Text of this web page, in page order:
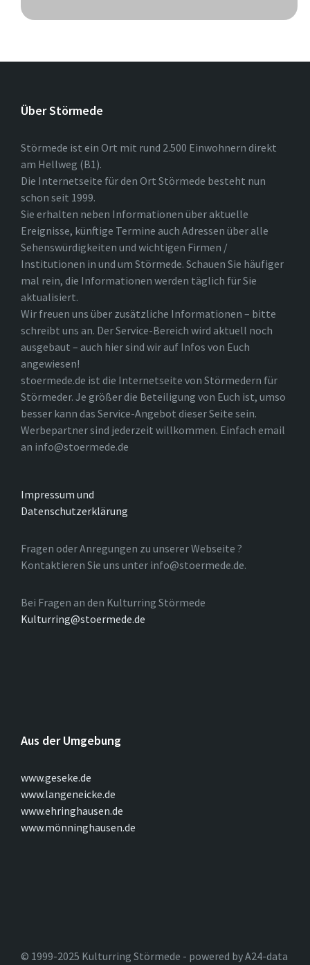
Über Störmede
Störmede ist ein Ort mit rund 2.500 Einwohnern direkt
am Hellweg (B1).
Die Internetseite für den Ort Störmede besteht nun
schon seit 1999.
Sie erhalten neben Informationen über aktuelle
Ereignisse, künftige Termine auch Adressen über alle
Sehenswürdigkeiten und wichtigen Firmen /
Institutionen in und um Störmede. Schauen Sie häufiger
mal rein, die Informationen werden täglich für Sie
aktualisiert.
Wir freuen uns über zusätzliche Informationen – bitte
schreibt uns an. Der Service-Bereich wird aktuell noch
ausgebaut – auch hier sind wir auf Infos von Euch
angewiesen!
stoermede.de ist die Internetseite von Störmedern für
Störmeder. Je größer die Beteiligung von Euch ist, umso
besser kann das Service-Angebot dieser Seite sein.
Werbepartner sind jederzeit willkommen. Einfach email
an info@stoermede.de
Impressum und
Datenschutzerklärung
Fragen oder Anregungen zu unserer Webseite ?
Kontaktieren Sie uns unter info@stoermede.de.
Bei Fragen an den Kulturring Störmede
Kulturring@stoermede.de
Aus der Umgebung
www.geseke.de
www.langeneicke.de
www.ehringhausen.de
www.mönninghausen.de
© 1999-2025 Kulturring Störmede - powered by A24-data